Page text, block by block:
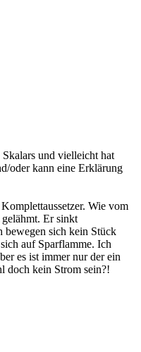
und vielleicht hat
oder kann eine Erklärung
Wie vom
Er sinkt
bewegen sich kein Stück
auf Sparflamme. Ich
es ist immer nur der ein
doch kein Strom sein?!